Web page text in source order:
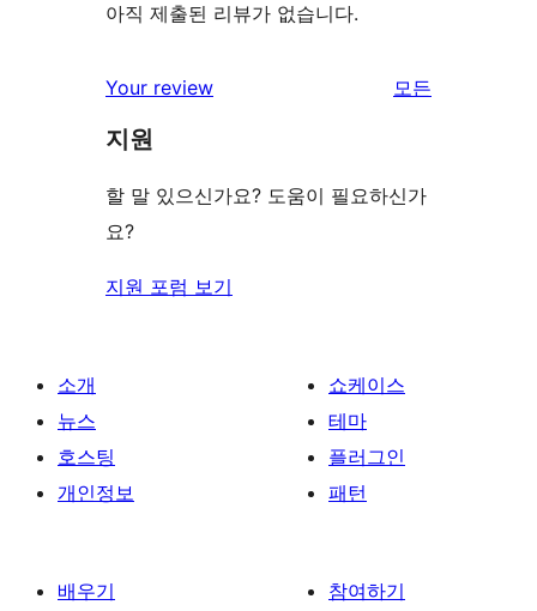
아직 제출된 리뷰가 없습니다.
Your review 모든
지원
할 말 있으신가요? 도움이 필요하신가
요?
지원 포럼 보기
소개
뉴스
호스팅
개인정보
쇼케이스
테마
플러그인
패턴
배우기
참여하기